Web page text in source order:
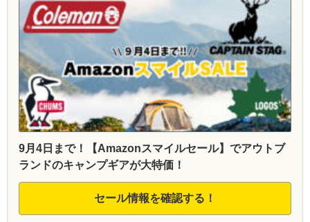
9月4日まで！【Amazonスマイルセール】でアウトブ
ランドのキャンプギアが大特価！
セール情報を確認する！